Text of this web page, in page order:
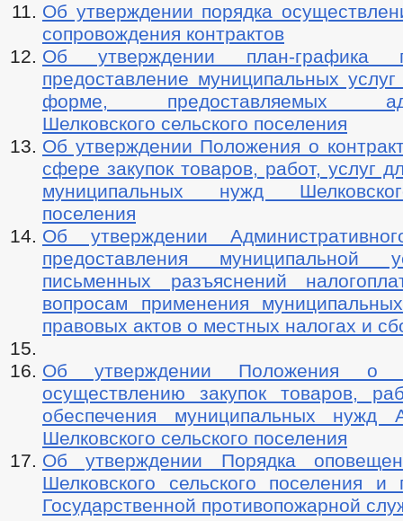
Об утверждении порядка
сопровождения контрактов
Об утверждении план-графика
предоставление муниципальных
форме, предоставляемых
Шелковского сельского поселения
Об утверждении Положения о
сфере закупок товаров, работ, услуг
муниципальных нужд
поселения
Об утверждении
предоставления муниципальной
письменных разъяснений
вопросам применения
правовых актов о местных налогах и
Об утверждении Положения о
осуществлению закупок товаров,
обеспечения муниципальных нужд
Шелковского сельского поселения
Об утверждении Порядка
Шелковского сельского поселения и
Государственной противопожарной